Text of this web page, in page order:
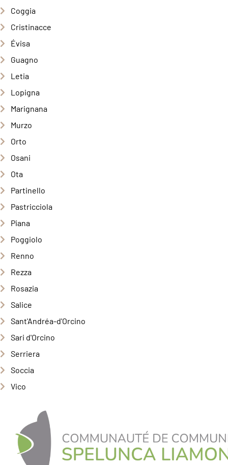
Coggia
Cristinacce
Évisa
Guagno
Letia
Lopigna
Marignana
Murzo
Orto
Osani
Ota
Partinello
Pastricciola
Piana
Poggiolo
Renno
Rezza
Rosazia
Salice
Sant'Andréa-d'Orcino
Sari d'Orcino
Serriera
Soccia
Vico